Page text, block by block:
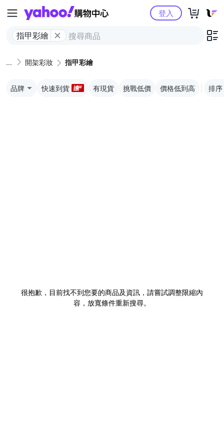
Yahoo購物中心
指甲彩繪
登入
開架彩妝 指甲彩繪
品牌 快速到貨 有現貨 挑戰低價 價格低到高 排序
很抱歉，目前找不到您要的商品及資訊，請嘗試調整限縮內
容，放寬條件重新搜尋。